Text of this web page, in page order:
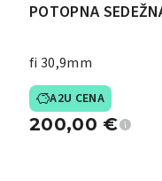
POTOPNA
fi 30,9mm
A2U CENA
200,00 €